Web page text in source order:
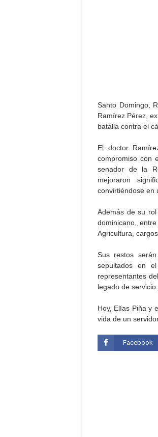
Santo Domingo,
Ramírez Pérez,
batalla contra el
El doctor
compromiso con
senador de la
mejoraron
convirtiéndose en
Además de su
dominicano,
Agricultura,
Sus restos
sepultados en
representantes
legado de servicio
Hoy, Elías Piña y
vida de un
Facebook